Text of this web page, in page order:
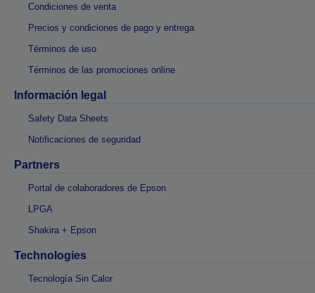
Condiciones de venta
Precios y condiciones de pago y entrega
Términos de uso
Términos de las promociones online
Información legal
Safety Data Sheets
Notificaciones de seguridad
Partners
Portal de colaboradores de Epson
LPGA
Shakira + Epson
Technologies
Tecnología Sin Calor